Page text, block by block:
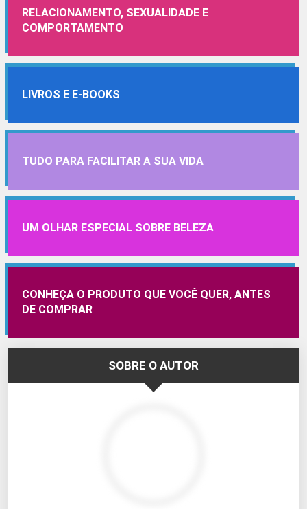
RELACIONAMENTO, SEXUALIDADE E
COMPORTAMENTO
LIVROS E E-BOOKS
TUDO PARA FACILITAR A SUA VIDA
UM OLHAR ESPECIAL SOBRE BELEZA
CONHEÇA O PRODUTO QUE VOCÊ QUER, ANTES
DE COMPRAR
SOBRE O AUTOR